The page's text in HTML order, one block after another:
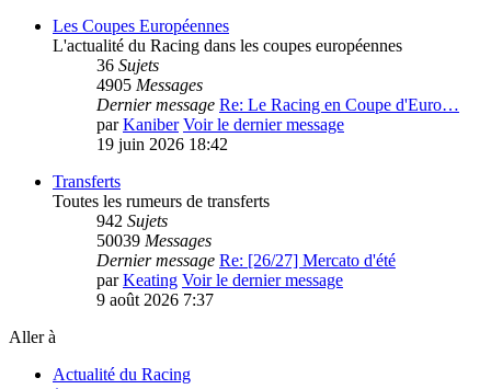
Les Coupes Européennes
L'actualité du Racing dans les coupes européennes
36 Sujets
4905 Messages
Dernier message Re: Le Racing en Coupe d'Euro…
parKaniber Voir le dernier message
19 juin 2026 18:42
Transferts
Toutes les rumeurs de transferts
942 Sujets
50039 Messages
Dernier message Re: [26/27] Mercato d'été
parKeating Voir le dernier message
9 août 2026 7:37
Aller à
Actualité du Racing